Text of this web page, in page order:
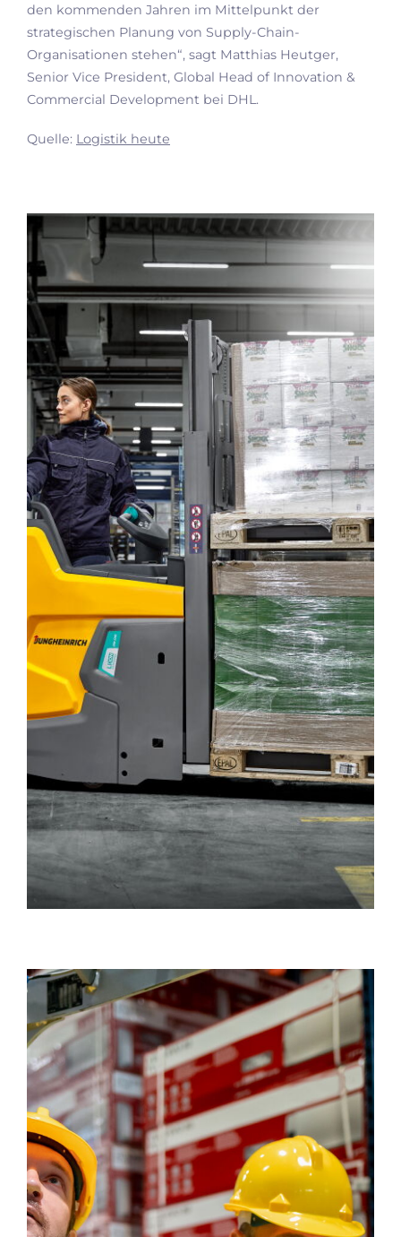
den kommenden Jahren im Mittelpunkt der
strategischen Planung von Supply-Chain-
Organisationen stehen“, sagt Matthias Heutger,
Senior Vice President, Global Head of Innovation &
Commercial Development bei DHL.
Quelle: Logistik heute